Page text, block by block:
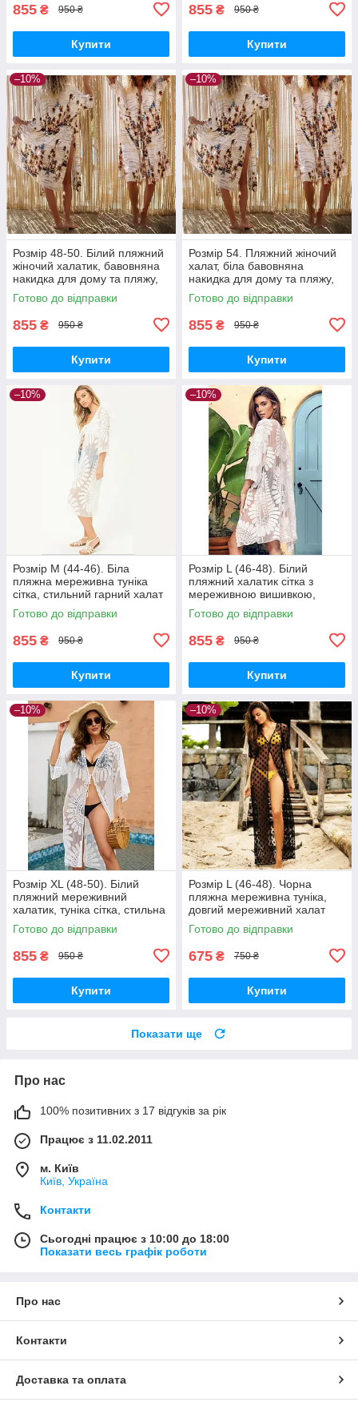
855 ₴ 950 ₴
Купити
855 ₴ 950 ₴
Купити
–10%
Розмір 48-50. Білий пляжний
жіночий халатик, бавовняна
накидка для дому та пляжу,
пляжна туніка
Готово до відправки
855 ₴ 950 ₴
Купити
–10%
Розмір 54. Пляжний жіночий
халат, біла бавовняна
накидка для дому та пляжу,
пляжна туніка
Готово до відправки
855 ₴ 950 ₴
Купити
–10%
Розмір M (44-46). Біла
пляжна мереживна туніка
сітка, стильний гарний халат
для пляжу та відпочинку
Готово до відправки
855 ₴ 950 ₴
Купити
–10%
Розмір L (46-48). Білий
пляжний халатик сітка з
мереживною вишивкою,
стильна накидка для пляжу
та відпочинку
Готово до відправки
855 ₴ 950 ₴
Купити
–10%
Розмір XL (48-50). Білий
пляжний мереживний
халатик, туніка сітка, стильна
накидка для пляжу та
відпочинку
Готово до відправки
855 ₴ 950 ₴
Купити
–10%
Розмір L (46-48). Чорна
пляжна мереживна туніка,
довгий мереживний халат
для пляжу в горох
Готово до відправки
675 ₴ 750 ₴
Купити
Показати ще
Про нас
100% позитивних з 17 відгуків за рік
Працює з 11.02.2011
м. Київ
Київ, Україна
Контакти
Сьогодні працює з 10:00 до 18:00
Показати весь графік роботи
Про нас
Контакти
Доставка та оплата